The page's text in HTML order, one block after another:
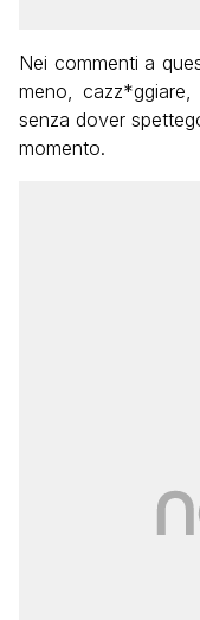
Nei commenti a
meno,
senza dover
momento.